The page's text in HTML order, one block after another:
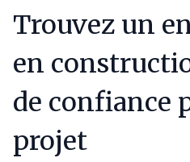
Trouvez un
en
de confiance
projet